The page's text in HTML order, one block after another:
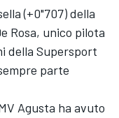
(+0"707) della
Rosa, unico pilota
della Supersport
parte
Agusta ha avuto